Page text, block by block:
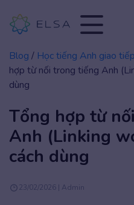
Blog / Học tiếng Anh giao tiếp
hợp từ nối trong tiếng Anh
dùng
Tổng hợp từ
Anh (Linking
cách dùng
23/02/2026 | Admin